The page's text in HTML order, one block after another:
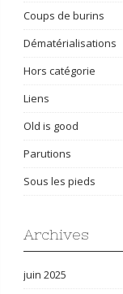
Coups de burins
Dématérialisations
Hors catégorie
Liens
Old is good
Parutions
Sous les pieds
Archives
juin 2025